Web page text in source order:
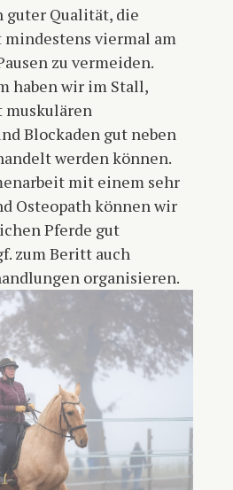
guter Qualität, die
viermal am
zu vermeiden.
haben wir im Stall,
Blockaden gut neben
werden können.
mit einem sehr
Osteopath können wir
Pferde gut
zum Beritt auch
organisieren.